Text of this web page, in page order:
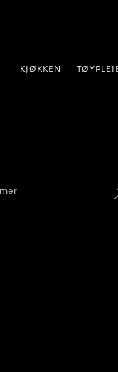
KJØKKEN